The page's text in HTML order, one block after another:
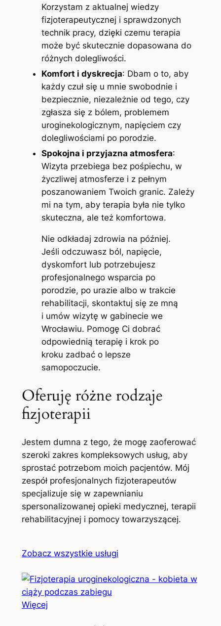
Korzystam z aktualnej wiedzy
fizjoterapeutycznej i sprawdzonych
technik pracy, dzięki czemu terapia
może być skutecznie dopasowana do
różnych dolegliwości.
Komfort i dyskrecja: Dbam o to, aby
każdy czuł się u mnie swobodnie i
bezpiecznie, niezależnie od tego, czy
zgłasza się z bólem, problemem
uroginekologicznym, napięciem czy
dolegliwościami po porodzie.
Spokojna i przyjazna atmosfera:
Wizyta przebiega bez pośpiechu, w
życzliwej atmosferze i z pełnym
poszanowaniem Twoich granic. Zależy
mi na tym, aby terapia była nie tylko
skuteczna, ale też komfortowa.
Nie odkładaj zdrowia na później.
Jeśli odczuwasz ból, napięcie,
dyskomfort lub potrzebujesz
profesjonalnego wsparcia po
porodzie, po urazie albo w trakcie
rehabilitacji, skontaktuj się ze mną
i umów wizytę w gabinecie we
Wrocławiu. Pomogę Ci dobrać
odpowiednią terapię i krok po
kroku zadbać o lepsze
samopoczucie.
Oferuję różne rodzaje
fizjoterapii
Jestem dumna z tego, że mogę zaoferować
szeroki zakres kompleksowych usług, aby
sprostać potrzebom moich pacjentów. Mój
zespół profesjonalnych fizjoterapeutów
specjalizuje się w zapewnianiu
spersonalizowanej opieki medycznej, terapii
rehabilitacyjnej i pomocy towarzyszącej.
Zobacz wszystkie usługi
Więcej